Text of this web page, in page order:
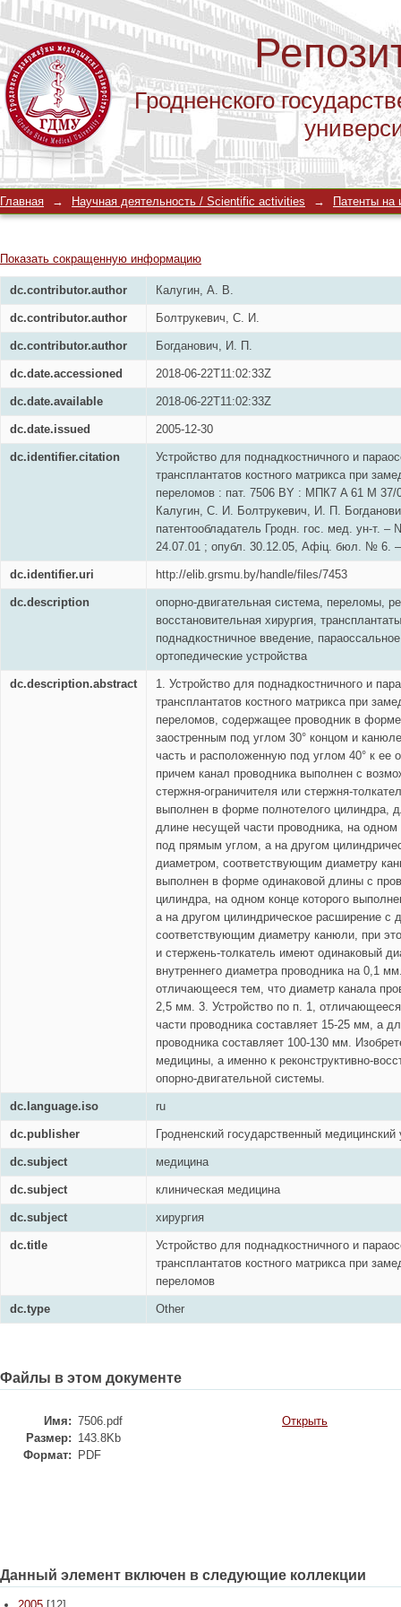
Гродненского
Устройство для
трансплантатов костного
Главная → Научная деятельность / Scientific activities → Патенты на
Показать сокращенную информацию
dc.contributor.author Калугин, А. В.
dc.contributor.author Болтрукевич, С. И.
dc.contributor.author Богданович, И. П.
dc.date.accessioned 2018-06-22T11:02:33Z
dc.date.available 2018-06-22T11:02:33Z
dc.date.issued 2005-12-30
dc.identifier.citation
Устройство для поднадкостничного и
трансплантатов костного матрикса при
переломов : пат. 7506 BY : МПК7 A 61 M
Калугин, С. И. Болтрукевич, И. П.
патентообладатель Гродн. гос. мед. ун-т. –
24.07.01 ; опубл. 30.12.05, Афіц. бюл. № 6.
dc.identifier.uri http://elib.grsmu.by/handle/files/7453
dc.description
опорно-двигательная система, переломы,
восстановительная хирургия,
поднадкостничное введение,
ортопедические устройства
dc.description.abstract
1. Устройство для поднадкостничного и
трансплантатов костного матрикса при
переломов, содержащее проводник в
заостренным под углом 30° концом и
часть и расположенную под углом 40° к ее
причем канал проводника выполнен с
стержня-ограничителя или стержня-
выполнен в форме полнотелого цилиндра,
длине несущей части проводника, на одном
под прямым углом, а на другом
диаметром, соответствующим диаметру
выполнен в форме одинаковой длины с
цилиндра, на одном конце которого
а на другом цилиндрическое расширение с
соответствующим диаметру канюли, при
и стержень-толкатель имеют одинаковый
внутреннего диаметра проводника на 0,1
отличающееся тем, что диаметр канала
2,5 мм. 3. Устройство по п. 1,
части проводника составляет 15-25 мм, а
проводника составляет 100-130 мм.
медицины, а именно к реконструктивно-
опорно-двигательной системы.
dc.language.iso ru
dc.publisher Гродненский государственный медицинский
dc.subject медицина
dc.subject клиническая медицина
dc.subject хирургия
dc.title
Устройство для поднадкостничного и
трансплантатов костного матрикса при
переломов
dc.type Other
Файлы в этом документе
Имя: 7506.pdf
Размер: 143.8Kb
Формат:
PDF
Открыть
Данный элемент включен в следующие коллекции